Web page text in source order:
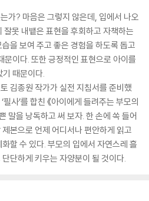
가? 마음은 그렇지 않은데, 입에서 나오
못 내뱉은 표현을 후회하고 자책하는
을 보여 주고 좋은 경험을 하도록 돕고
문이다. 또한 긍정적인 표현으로 아이를
때문이다.
김종원 작가가 실전 지침서를 준비했
필사’를 합친 《아이에게 들려주는 부모의
말을 낭독하고 써 보자. 한 손에 쏙 들어
본으로 언제 어디서나 편안하게 읽고
할 수 있다. 부모의 입에서 자연스레 흘
단하게 키우는 자양분이 될 것이다.